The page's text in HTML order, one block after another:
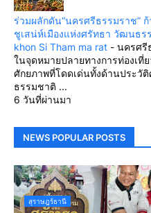
ร่วมผลักดัน“นครศรีธรรมราช”
ชูเสน่ห์เมืองแห่งศรัทธา วัฒนธร
khon Si Tham ma rat - นครศรี
ในจุดหมายปลายทางการท่องเที่
ศักยภาพที่โดดเด่นทั้งด้านประวั
ธรรมชาติ ...
6 วันที่ผ่านมา
NEWS POPULAR POSTS
สุราษฎร์ธานี